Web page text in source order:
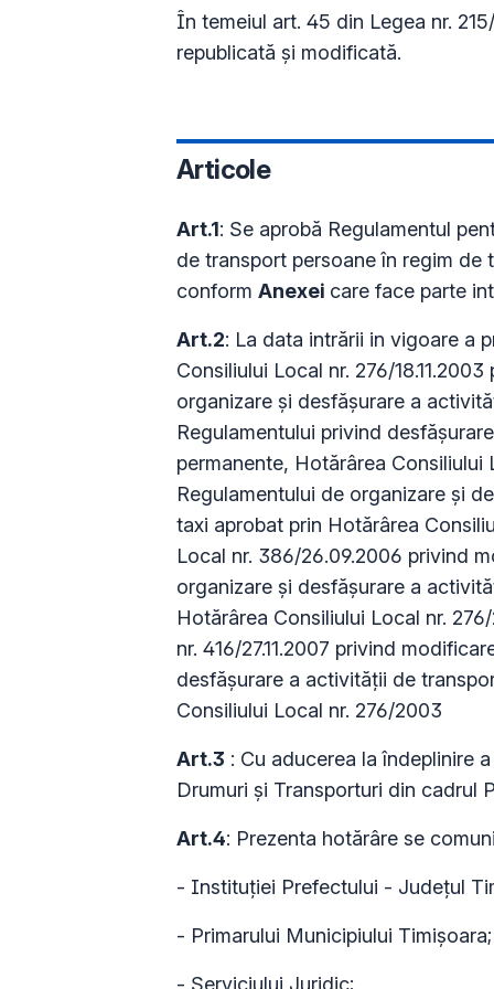
În temeiul art. 45 din Legea nr.
republicată şi modificată.
Articole
Art.1: Se aprobă Regulamentul
de transport persoane în regim
conform Anexei care face parte
Art.2: La data intrării in vigoare a
Consiliului Local nr. 276/
organizare şi desfăşurare a
Regulamentului privind
permanente, Hotărârea Consiliului
Regulamentului de organizare şi
taxi aprobat prin Hotărârea
Local nr. 386/26.09.2006 privind
organizare şi desfăşurare a
Hotărârea Consiliului Local nr.
nr. 416/27.11.2007 privind
desfăşurare a activităţii de
Consiliului Local nr. 276/2003
Art.3 : Cu aducerea la îndeplinire
Drumuri şi Transporturi din cadrul
Art.4: Prezenta hotărâre se
- Instituţiei Prefectului - Judeţul
- Primarului Municipiului Timişoara;
- Serviciului Juridic;